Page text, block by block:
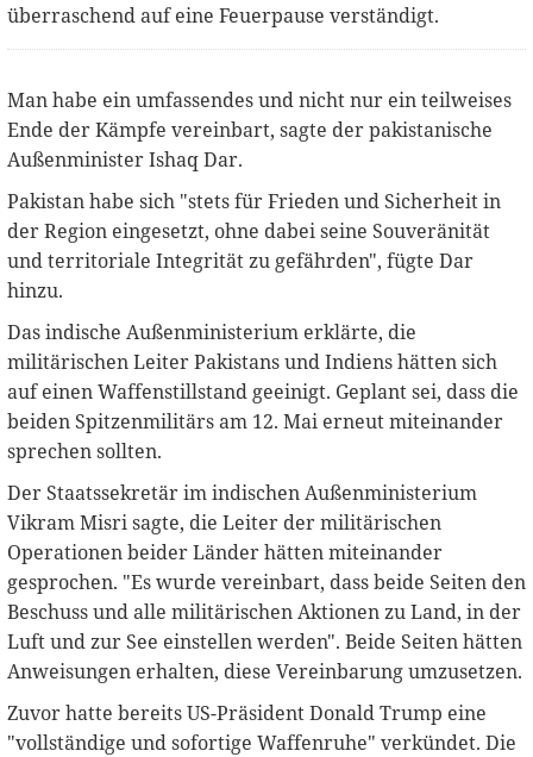
überraschend auf eine Feuerpause verständigt.
Man habe ein umfassendes und nicht nur ein teilweises
Ende der Kämpfe vereinbart, sagte der pakistanische
Außenminister Ishaq Dar.
Pakistan habe sich "stets für Frieden und Sicherheit in
der Region eingesetzt, ohne dabei seine Souveränität
und territoriale Integrität zu gefährden", fügte Dar
hinzu.
Das indische Außenministerium erklärte, die
militärischen Leiter Pakistans und Indiens hätten sich
auf einen Waffenstillstand geeinigt. Geplant sei, dass die
beiden Spitzenmilitärs am 12. Mai erneut miteinander
sprechen sollten.
Der Staatssekretär im indischen Außenministerium
Vikram Misri sagte, die Leiter der militärischen
Operationen beider Länder hätten miteinander
gesprochen. "Es wurde vereinbart, dass beide Seiten den
Beschuss und alle militärischen Aktionen zu Land, in der
Luft und zur See einstellen werden". Beide Seiten hätten
Anweisungen erhalten, diese Vereinbarung umzusetzen.
Zuvor hatte bereits US-Präsident Donald Trump eine
"vollständige und sofortige Waffenruhe" verkündet. Die